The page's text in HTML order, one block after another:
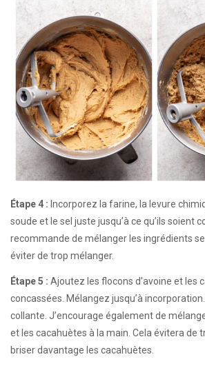
Étape 4 : Incorporez la farine, la levure
soude et le sel juste jusqu’à ce qu’ils soient
recommande de mélanger les ingrédients
éviter de trop mélanger.
Étape 5 : Ajoutez les flocons d’avoine et les
concassées. Mélangez jusqu’à
collante. J’encourage également de
et les cacahuètes à la main. Cela évitera de
briser davantage les cacahuètes.